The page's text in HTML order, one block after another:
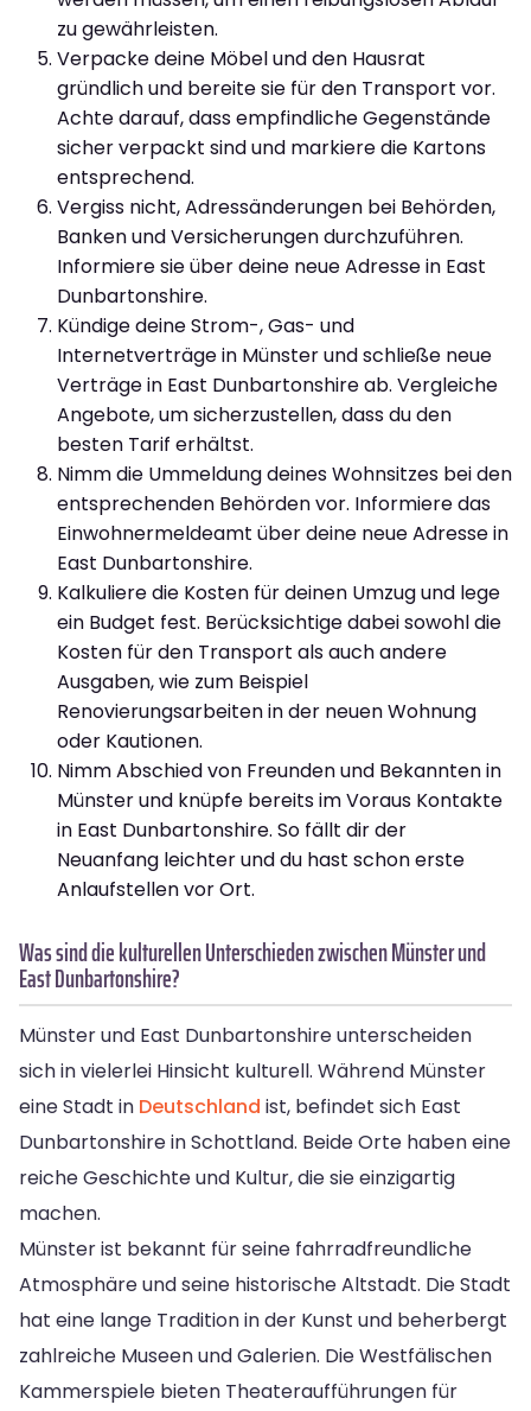
zu gewährleisten.
Verpacke deine Möbel und den Hausrat
gründlich und bereite sie für den Transport vor.
Achte darauf, dass empfindliche Gegenstände
sicher verpackt sind und markiere die Kartons
entsprechend.
Vergiss nicht, Adressänderungen bei Behörden,
Banken und Versicherungen durchzuführen.
Informiere sie über deine neue Adresse in East
Dunbartonshire.
Kündige deine Strom-, Gas- und
Internetverträge in Münster und schließe neue
Verträge in East Dunbartonshire ab. Vergleiche
Angebote, um sicherzustellen, dass du den
besten Tarif erhältst.
Nimm die Ummeldung deines Wohnsitzes bei den
entsprechenden Behörden vor. Informiere das
Einwohnermeldeamt über deine neue Adresse in
East Dunbartonshire.
Kalkuliere die Kosten für deinen Umzug und lege
ein Budget fest. Berücksichtige dabei sowohl die
Kosten für den Transport als auch andere
Ausgaben, wie zum Beispiel
Renovierungsarbeiten in der neuen Wohnung
oder Kautionen.
Nimm Abschied von Freunden und Bekannten in
Münster und knüpfe bereits im Voraus Kontakte
in East Dunbartonshire. So fällt dir der
Neuanfang leichter und du hast schon erste
Anlaufstellen vor Ort.
Was sind die kulturellen Unterschieden zwischen Münster und
East Dunbartonshire?
Münster und East Dunbartonshire unterscheiden
sich in vielerlei Hinsicht kulturell. Während Münster
eine Stadt in Deutschland ist, befindet sich East
Dunbartonshire in Schottland. Beide Orte haben eine
reiche Geschichte und Kultur, die sie einzigartig
machen.
Münster ist bekannt für seine fahrradfreundliche
Atmosphäre und seine historische Altstadt. Die Stadt
hat eine lange Tradition in der Kunst und beherbergt
zahlreiche Museen und Galerien. Die Westfälischen
Kammerspiele bieten Theateraufführungen für